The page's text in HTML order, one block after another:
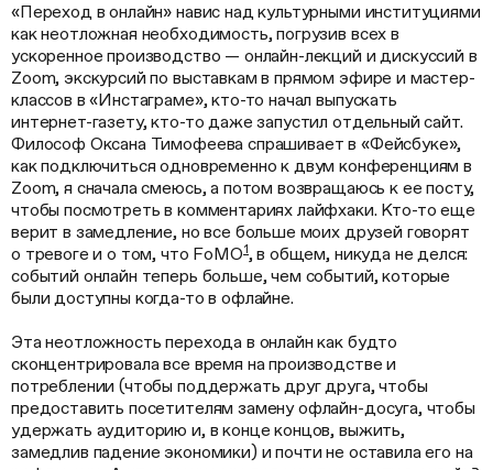
«Переход в онлайн» навис над культурными институциями
как неотложная необходимость, погрузив всех в
ускоренное производство — онлайн-лекций и дискуссий в
Zoom, экскурсий по выставкам в прямом эфире и мастер-
классов в «Инстаграме», кто-то начал выпускать
интернет-газету, кто-то даже запустил отдельный сайт.
Философ Оксана Тимофеева спрашивает в «Фейсбуке»,
как подключиться одновременно к двум конференциям в
Zoom, я сначала смеюсь, а потом возвращаюсь к ее посту,
чтобы посмотреть в комментариях лайфхаки. Кто-то еще
верит в замедление, но все больше моих друзей говорят
о тревоге и о том, что FoMO1, в общем, никуда не делся:
событий онлайн теперь больше, чем событий, которые
были доступны когда-то в офлайне.
Эта неотложность перехода в онлайн как будто
сконцентрировала все время на производстве и
потреблении (чтобы поддержать друг друга, чтобы
предоставить посетителям замену офлайн-досуга, чтобы
удержать аудиторию и, в конце концов, выжить,
замедлив падение экономики) и почти не оставила его на